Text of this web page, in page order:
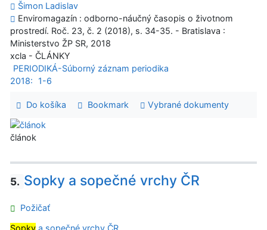
Šimon Ladislav
Enviromagazín : odborno-náučný časopis o životnom
prostredí. Roč. 23, č. 2 (2018), s. 34-35. - Bratislava :
Ministerstvo ŽP SR, 2018
xcla - ČLÁNKY
PERIODIKÁ-Súborný záznam periodika
2018:
1-6
Do košíka Bookmark Vybrané dokumenty
článok
5. Sopky a sopečné vrchy ČR
Požičať
Sopky a sopečné vrchy ČR